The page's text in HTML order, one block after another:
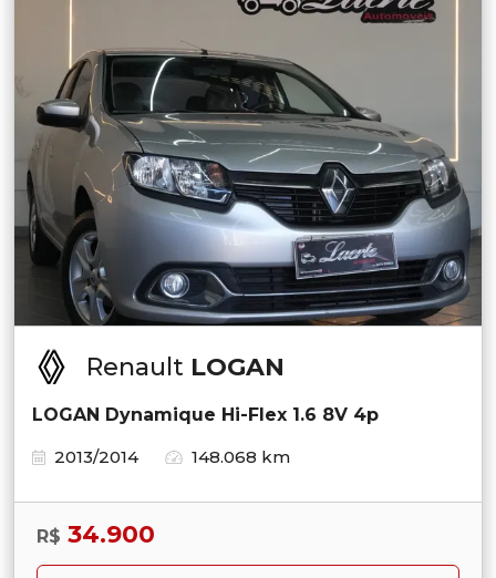
Renault LOGAN
LOGAN Dynamique Hi-Flex 1.6 8V 4p
2013/2014
148.068 km
R$ 34.900